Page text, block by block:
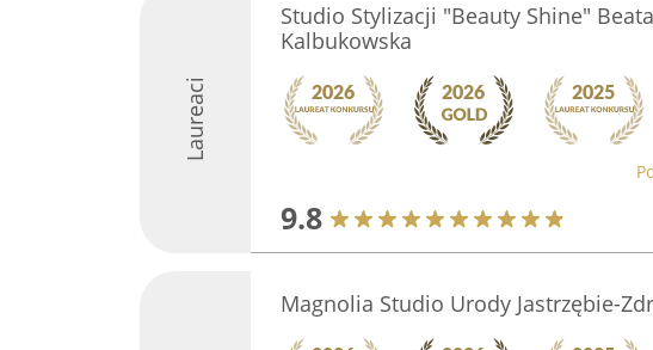
Laureaci
Studio Stylizacji "Beauty Shine" Beata
Kalbukowska
9.8
Magnolia Studio Urody Jastrzębie-